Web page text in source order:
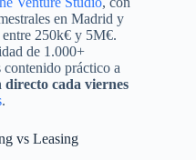
en Madrid y
entre 250k€ y 5M€.
de 1.000+
contenido práctico a
directo cada viernes
.
vs Leasing